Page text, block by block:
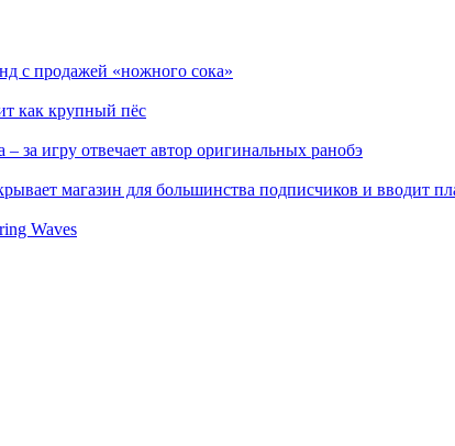
с продажей «ножного сока»
как крупный пёс
за игру отвечает автор оригинальных ранобэ
магазин для большинства подписчиков и вводит
Waves